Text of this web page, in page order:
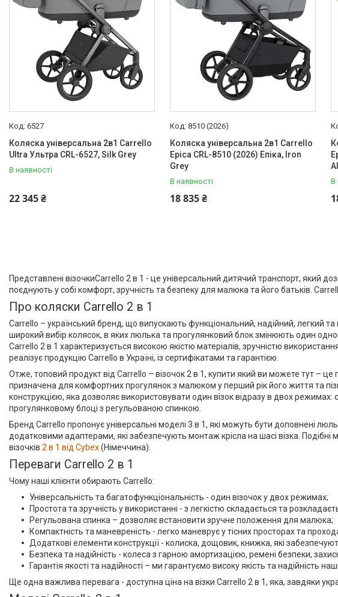
6527
Коляска універсальна 2в1 Carrello
Ultra Ультра CRL-6527, Silk Grey
В наявності
22 345 ₴
8510 (2026)
Коляска універсальна 2в1 Carrello
Epica CRL-8510 (2026) Епіка, Iron
Grey
В наявності
18 835 ₴
В
Представлені візочкиCarrello 2 в 1 - це універсальний дитячий транспорт, який
поєднують у собі комфорт, зручність та безпеку для малюка та його батьків.
Про коляски Carrello 2 в 1
Carrello – український бренд, що випускають функціональний, надійний, легкий
широкий вибір колясок, в яких люлька та прогулянковий блок змінюють один
Carrello 2 в 1 характеризується високою якістю матеріалів, зручністю
реалізує продукцію Carrello в Україні, із сертифікатами та гарантією.
Отже, топовий продукт від Carrello – візочок 2 в 1, купити який ви можете тут –
призначена для комфортних прогулянок з малюком у перший рік його життя та
конструкцією, яка дозволяє використовувати один візок відразу в двох
прогулянковому блоці з регульованою спинкою.
Бренд Carrello пропонує універсальні моделі 3 в 1, які можуть бути доповнені
додатковими адаптерами, які забезпечують монтаж крісла на шасі візка.
візочків 2 в 1 від Cybex(Німеччина).
Переваги Carrello 2 в 1
Чому наші клієнти обирають Carrello:
Універсальність та багатофункціональність - один візочок у двох режимах;
Простота та зручність у використанні - з легкістю складається та
Регульована спинка – дозволяє встановити зручне положення для малюка;
Компактність та маневреність - легко маневрує у тісних просторах та
Додаткові елементи конструкції - колиска, дощовик, книжка, які
Безпека та надійність - колеса з гарною амортизацією, ремені безпеки,
Гарантія якості та надійності – ми гарантуємо високу якість та надійність
Ще одна важлива перевага - доступна ціна на візки Carrello 2 в 1, яка, завдяки